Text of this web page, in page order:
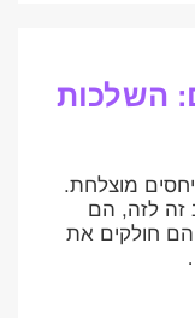
השלכות
מוצלחת.
זה לזה, הם
חולקים את